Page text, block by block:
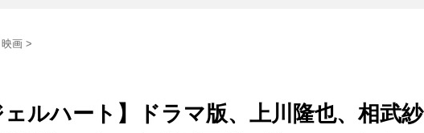
映画 >
ェルハート】ドラマ版、上川隆也、相武紗